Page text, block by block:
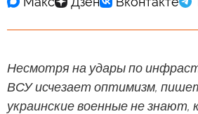
Несмотря на удары по
ВСУ исчезает оптимизм,
украинские военные не знают,